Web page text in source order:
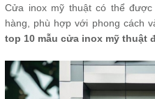
Cửa inox mỹ thuật có thể
hàng, phù hợp với phong cách
top 10 mẫu cửa inox mỹ thuật